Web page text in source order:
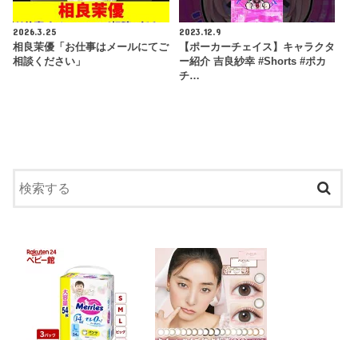
2026.3.25
相良茉優「お仕事はメールにてご
相談ください」
2023.12.9
【ポーカーチェイス】キャラクタ
ー紹介 吉良紗幸 #Shorts #ポカ
チ…